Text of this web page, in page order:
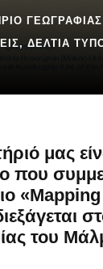
, ΔΕΛΤΊΑ
μας
που
«
του